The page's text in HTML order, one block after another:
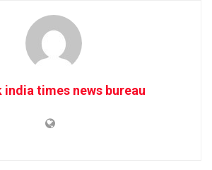
india times news bureau